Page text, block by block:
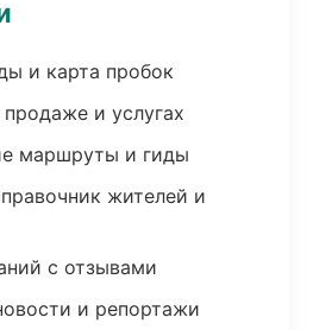
и карта пробок
и услугах
маршруты и гиды
жителей и
с отзывами
и репортажи